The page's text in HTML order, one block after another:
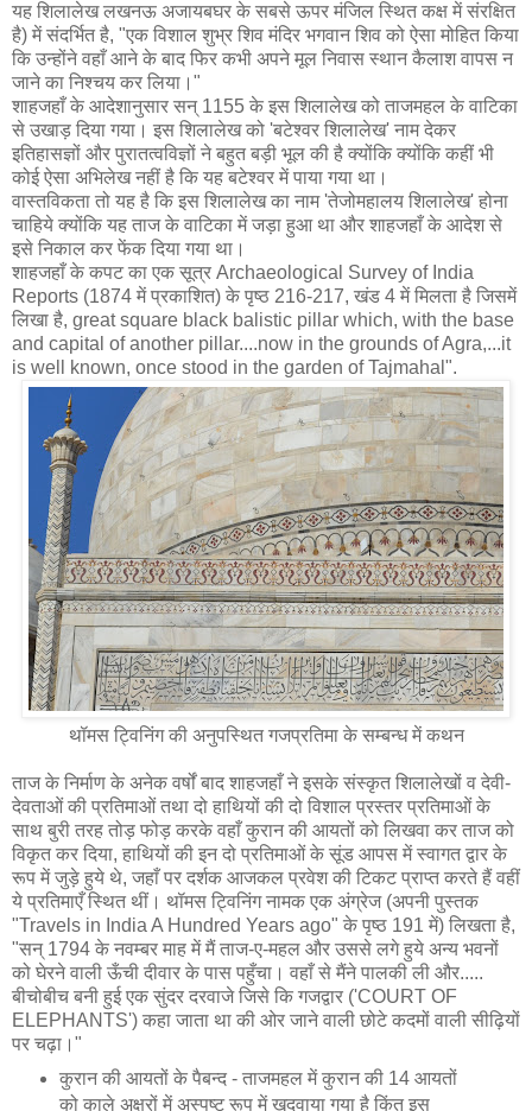
यह शिलालेख लखनऊ अजायबघर के सबसे ऊपर मंजिल स्थित कक्ष में संरक्षित
है) में संदर्भित है, "एक विशाल शुभ्र शिव मंदिर भगवान शिव को ऐसा मोहित किया
कि उन्होंने वहाँ आने के बाद फिर कभी अपने मूल निवास स्थान कैलाश वापस न
जाने का निश्चय कर लिया।"
शाहजहाँ के आदेशानुसार सन् 1155 के इस शिलालेख को ताजमहल के वाटिका
से उखाड़ दिया गया। इस शिलालेख को 'बटेश्वर शिलालेख' नाम देकर
इतिहासज्ञों और पुरातत्वविज्ञों ने बहुत बड़ी भूल की है क्योंकि क्योंकि कहीं भी
कोई ऐसा अभिलेख नहीं है कि यह बटेश्वर में पाया गया था।
वास्तविकता तो यह है कि इस शिलालेख का नाम 'तेजोमहालय शिलालेख' होना
चाहिये क्योंकि यह ताज के वाटिका में जड़ा हुआ था और शाहजहाँ के आदेश से
इसे निकाल कर फेंक दिया गया था।
शाहजहाँ के कपट का एक सूत्र Archaeological Survey of India
Reports (1874 में प्रकाशित) के पृष्ठ 216-217, खंड 4 में मिलता है जिसमें
लिखा है, great square black balistic pillar which, with the base
and capital of another pillar....now in the grounds of Agra,...it
is well known, once stood in the garden of Tajmahal".
थॉमस ट्विनिंग की अनुपस्थित गजप्रतिमा के सम्‍बन्‍ध में कथन
ताज के निर्माण के अनेक वर्षों बाद शाहजहाँ ने इसके संस्कृत शिलालेखों व देवी-
देवताओं की प्रतिमाओं तथा दो हाथियों की दो विशाल प्रस्तर प्रतिमाओं के
साथ बुरी तरह तोड़ फोड़ करके वहाँ कुरान की आयतों को लिखवा कर ताज को
विकृत कर दिया, हाथियों की इन दो प्रतिमाओं के सूंड आपस में स्वागत द्वार के
रूप में जुड़े हुये थे, जहाँ पर दर्शक आजकल प्रवेश की टिकट प्राप्त करते हैं वहीं
ये प्रतिमाएँ स्थित थीं। थॉमस ट्विनिंग नामक एक अंग्रेज (अपनी पुस्तक
"Travels in India A Hundred Years ago" के पृष्ठ 191 में) लिखता है,
"सन् 1794 के नवम्बर माह में मैं ताज-ए-महल और उससे लगे हुये अन्य भवनों
को घेरने वाली ऊँची दीवार के पास पहुँचा। वहाँ से मैंने पालकी ली और.....
बीचोबीच बनी हुई एक सुंदर दरवाजे जिसे कि गजद्वार ('COURT OF
ELEPHANTS') कहा जाता था की ओर जाने वाली छोटे कदमों वाली सीढ़ियों
पर चढ़ा।"
कुरान की आयतों के पैबन्द - ताजमहल में कुरान की 14 आयतों
को काले अक्षरों में अस्पष्ट रूप में खुदवाया गया है किंतु इस